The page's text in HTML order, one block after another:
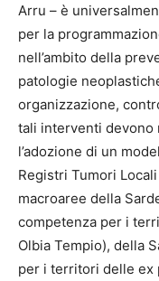
Arru – è
per la
nell’ambito della
patologie
organizzazione,
tali interventi devono
l’adozione di un
Registri Tumori
macroaree della
competenza per i
Olbia Tempio), della
per i territori delle ex